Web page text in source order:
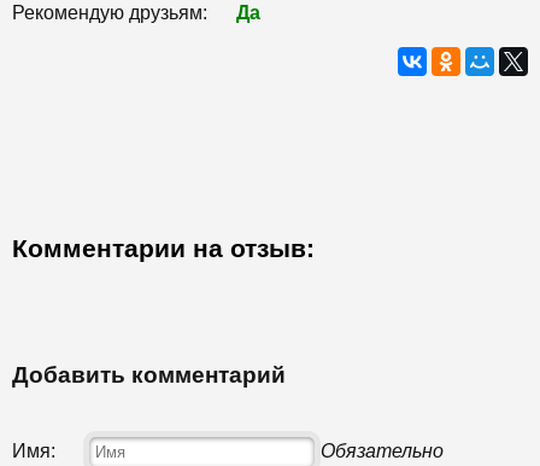
Рекомендую друзьям: Да
Комментарии на отзыв:
Добавить комментарий
Имя: Обязательно